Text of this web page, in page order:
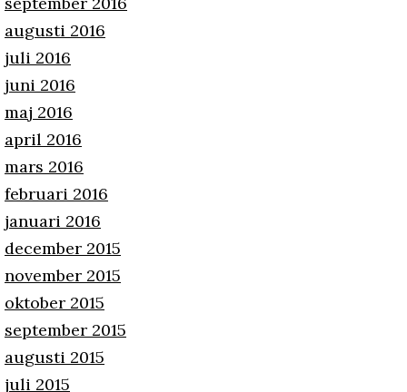
augusti 2016
juli 2016
juni 2016
maj 2016
april 2016
mars 2016
februari 2016
januari 2016
december 2015
november 2015
oktober 2015
september 2015
augusti 2015
juli 2015